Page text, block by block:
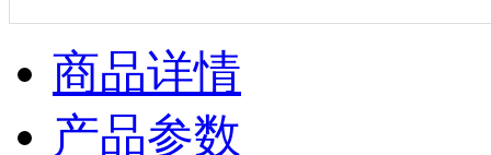
商品详情
产品参数